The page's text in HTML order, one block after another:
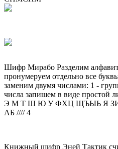
Шифр Мирабо Разделим
пронумеруем отдельно все
заменим двумя числами: 1 -
числа запишем в виде простой
Э М Т Ш Ю У ФХЦ ЩЪЫЬ Я
АБ //// 4
Книжный шифр Эней Тактик